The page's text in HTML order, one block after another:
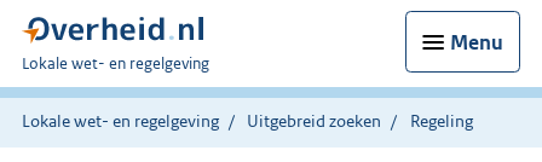
Menu
U
bent
hier:
Lokale wet- en regelgeving
Lokale wet- en regelgeving Uitgebreid zoeken Regeling